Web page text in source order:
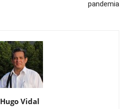
pandemia
Hugo Vidal